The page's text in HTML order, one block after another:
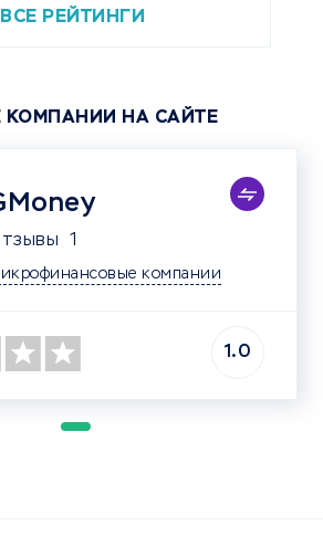
ВСЕ РЕЙТИНГИ
КОМПАНИИ НА САЙТЕ
1
компании
1.0